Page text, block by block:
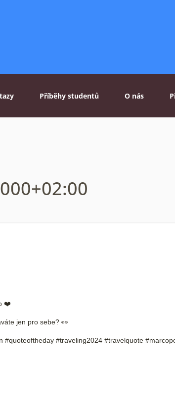
Příběhy studentů O nás
❤️
jen pro sebe? 👀
#quoteoftheday #traveling2024 #travelquote